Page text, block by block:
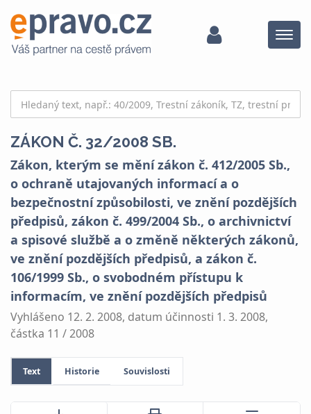
Menu
ZÁKON Č. 32/2008 SB.
Zákon, kterým se mění zákon č. 412/2005 Sb.,
o ochraně utajovaných informací a o
bezpečnostní způsobilosti, ve znění pozdějších
předpisů, zákon č. 499/2004 Sb., o archivnictví
a spisové službě a o změně některých zákonů,
ve znění pozdějších předpisů, a zákon č.
106/1999 Sb., o svobodném přístupu k
informacím, ve znění pozdějších předpisů
Vyhlášeno 12. 2. 2008, datum účinnosti 1. 3. 2008,
částka 11 / 2008
Text Historie Souvislosti